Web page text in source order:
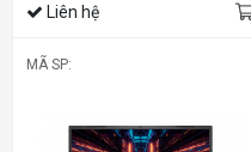
Liên hệ
MÃ SP: